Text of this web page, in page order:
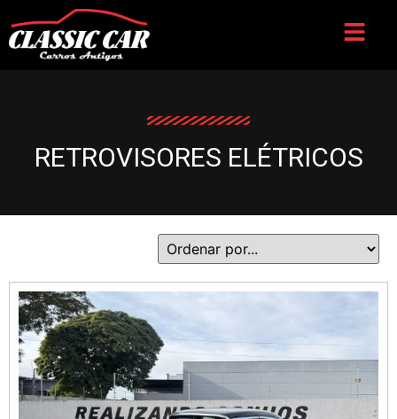
RETROVISORES ELÉTRICOS